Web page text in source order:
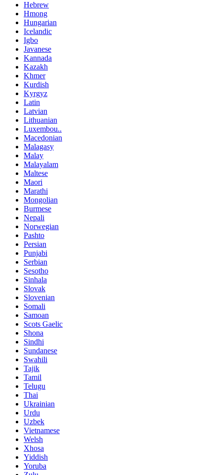
Hebrew
Hmong
Hungarian
Icelandic
Igbo
Javanese
Kannada
Kazakh
Khmer
Kurdish
Kyrgyz
Latin
Latvian
Lithuanian
Luxembou..
Macedonian
Malagasy
Malay
Malayalam
Maltese
Maori
Marathi
Mongolian
Burmese
Nepali
Norwegian
Pashto
Persian
Punjabi
Serbian
Sesotho
Sinhala
Slovak
Slovenian
Somali
Samoan
Scots Gaelic
Shona
Sindhi
Sundanese
Swahili
Tajik
Tamil
Telugu
Thai
Ukrainian
Urdu
Uzbek
Vietnamese
Welsh
Xhosa
Yiddish
Yoruba